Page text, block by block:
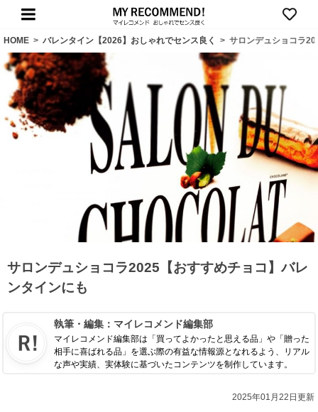
HOME > バレンタイン【2026】おしゃれでセンス良く > サロンデュショコラ
サロンデュショコラ2025【おすすめチョコ】バレ
ンタインにも
執筆・編集： マイレコメンド編集部
マイレコメンド編集部は「買ってよかったと思える品」や「贈った
相手に喜ばれる品」を選ぶ際の有益な情報源となれるよう、リアル
な声や実績、実体験に基づいたコンテンツを制作しています。
2025年01月22日更新